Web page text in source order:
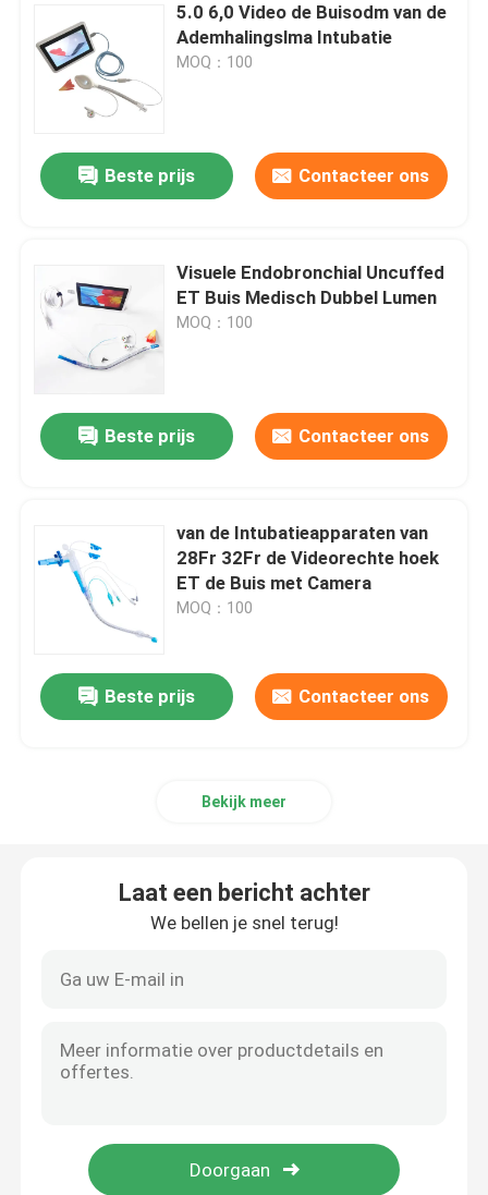
5.0 6,0 Video de Buisodm van de
Ademhalingslma Intubatie
MOQ：100
Beste prijs Contacteer ons
Visuele Endobronchial Uncuffed
ET Buis Medisch Dubbel Lumen
MOQ：100
Beste prijs Contacteer ons
van de Intubatieapparaten van
28Fr 32Fr de Videorechte hoek
ET de Buis met Camera
MOQ：100
Beste prijs Contacteer ons
Bekijk meer
Laat een bericht achter
We bellen je snel terug!